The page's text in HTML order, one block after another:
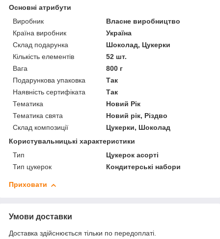
Основні атрибути
Виробник
Власне виробництво
Країна виробник
Україна
Склад подарунка
Шоколад, Цукерки
Кількість елементів
52 шт.
Вага
800 г
Подарункова упаковка
Так
Наявність сертифіката
Так
Тематика
Новий Рік
Тематика свята
Новий рік, Різдво
Склад композиції
Цукерки, Шоколад
Користувальницькі характеристики
Тип
Цукерок асорті
Тип цукерок
Кондитерські набори
Приховати
Умови доставки
Доставка здійснюється тільки по передоплаті.